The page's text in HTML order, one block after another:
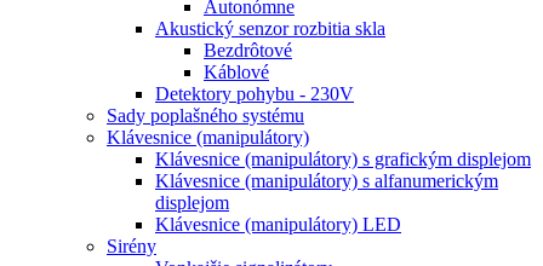
Autonómne
Akustický senzor rozbitia skla
Bezdrôtové
Káblové
Detektory pohybu - 230V
Sady poplašného systému
Klávesnice (manipulátory)
Klávesnice (manipulátory) s grafickým displejom
Klávesnice (manipulátory) s alfanumerickým
displejom
Klávesnice (manipulátory) LED
Sirény